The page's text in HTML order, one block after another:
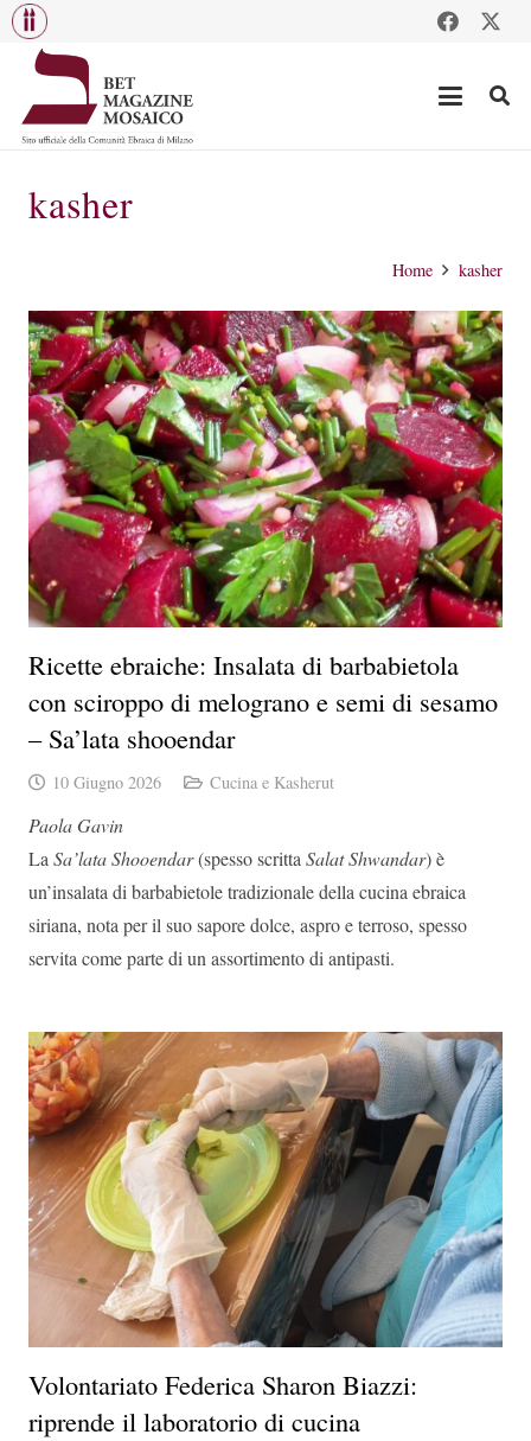
kasher
Home kasher
Ricette ebraiche: Insalata di barbabietola
con sciroppo di melograno e semi di sesamo
– Sa’lata shooendar
10 Giugno 2026 Cucina e Kasherut
Paola Gavin
La Sa’lata Shooendar(spesso scritta Salat Shwandar) è
un’insalata di barbabietole tradizionale della cucina ebraica
siriana, nota per il suo sapore dolce, aspro e terroso, spesso
servita come parte di un assortimento di antipasti.
Volontariato Federica Sharon Biazzi:
riprende il laboratorio di cucina